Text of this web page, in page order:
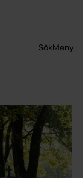
SökMeny